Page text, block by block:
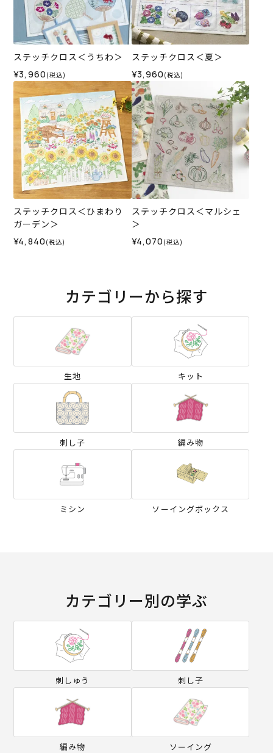
ステッチクロス＜うちわ＞
¥3,960 (税込)
ステッチクロス＜夏＞
¥3,960 (税込)
ステッチクロス＜ひまわり
ガーデン＞
¥4,840 (税込)
ステッチクロス＜マルシェ
＞
¥4,070 (税込)
カテゴリーから探す
生地 キット
刺し子 編み物
ミシン ソーイングボックス
カテゴリー別の学ぶ
刺しゅう 刺し子
編み物 ソーイング